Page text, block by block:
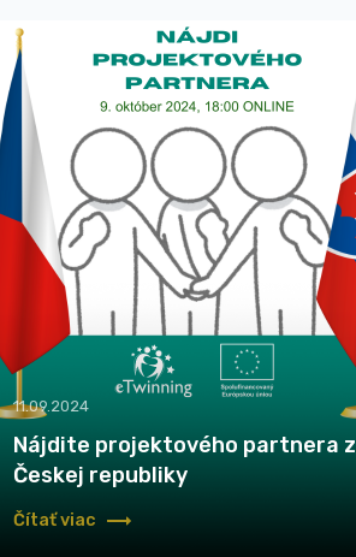
11.09.2024
Nájdite projektového partnera z
Českej republiky
Čítať viac